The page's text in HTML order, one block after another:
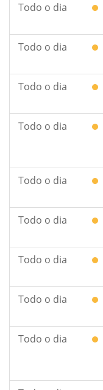
Todo o dia
Todo o dia
Todo o dia
Todo o dia
Todo o dia
Todo o dia
Todo o dia
Todo o dia
Todo o dia